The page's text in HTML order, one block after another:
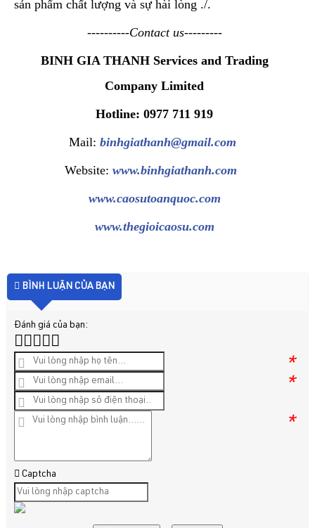
sản phẩm chất lượng và sự hài lòng ./.
----------Contact us---------
BINH GIA THANH Services and Trading
Company Limited
Hotline: 0977 711 919
Mail:binhgiathanh@gmail.com
Website:www.binhgiathanh.com
www.caosutoanquoc.com
www.thegioicaosu.com
BÌNH LUẬN CỦA BẠN
Đánh giá của bạn:
*
*
*
Captcha